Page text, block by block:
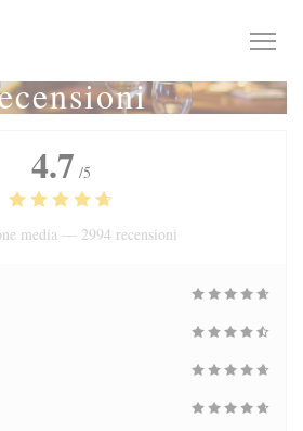
sui cookie
4.7 /5
media — 2994 recensioni